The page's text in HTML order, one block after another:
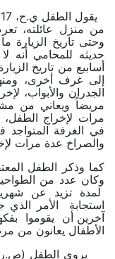
من منزل عائلته،
وحتى تاريخ الزيارة
حديثه للمحامي أنه
أسابيع من تاريخ
إلى غرف أخرى،
الجدران والأبواب،
مريضاً ويعاني من
مرات لإخراج
في الغرفة المتواجد
والصراخ عدة مرات
كما وذكر الطفل
وكان عدد من
لمدة تزيد عن
استجابة الأمر
آخرين أن يقوموا
الأطفال يعانون من